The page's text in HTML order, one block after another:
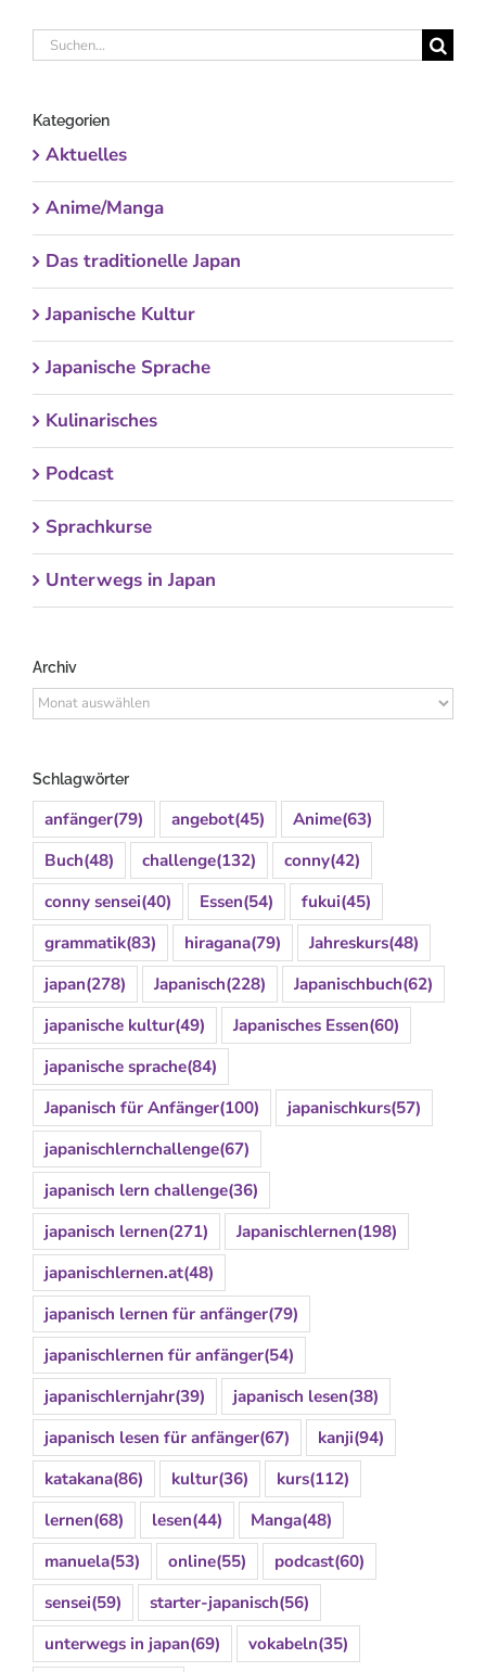
Suche
Kategorien
Aktuelles
Anime/Manga
Das traditionelle Japan
Japanische Kultur
Japanische Sprache
Kulinarisches
Podcast
Sprachkurse
Unterwegs in Japan
Archiv
Archiv
Schlagwörter
anfänger(79) angebot(45) Anime(63)
Buch(48) challenge(132) conny(42)
conny sensei(40) Essen(54) fukui(45)
grammatik(83) hiragana(79) Jahreskurs(48)
japan(278) Japanisch(228) Japanischbuch(62)
japanische kultur(49) Japanisches Essen(60)
japanische sprache(84)
Japanisch für Anfänger(100) japanischkurs(57)
japanischlernchallenge(67)
japanisch lern challenge(36)
japanisch lernen(271) Japanischlernen(198)
japanischlernen.at(48)
japanisch lernen für anfänger(79)
japanischlernen für anfänger(54)
japanischlernjahr(39) japanisch lesen(38)
japanisch lesen für anfänger(67) kanji(94)
katakana(86) kultur(36) kurs(112)
lernen(68) lesen(44) Manga(48)
manuela(53) online(55) podcast(60)
sensei(59) starter-japanisch(56)
unterwegs in japan(69) vokabeln(35)